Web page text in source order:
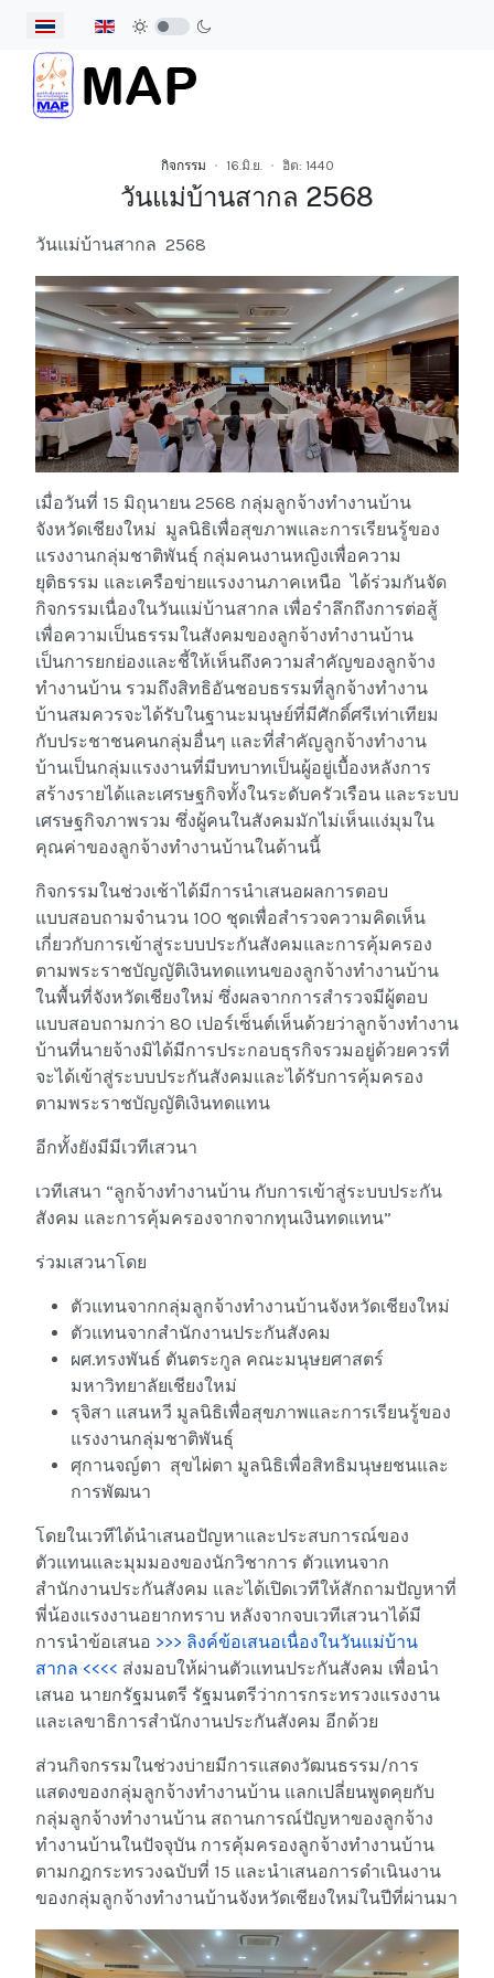
เลือกภาษาของคุณ
กิจกรรม 16.มิ.ย. ฮิต: 1440
วันแม่บ้านสากล 2568
วันแม่บ้านสากล 2568
เมื่อวันที่ 15 มิถุนายน 2568 กลุ่มลูกจ้างทำงานบ้าน
จังหวัดเชียงใหม่ มูลนิธิเพื่อสุขภาพและการเรียนรู้ของ
แรงงานกลุ่มชาติพันธุ์ กลุ่มคนงานหญิงเพื่อความ
ยุติธรรม และเครือข่ายแรงงานภาคเหนือ ได้ร่วมกันจัด
กิจกรรมเนื่องในวันแม่บ้านสากล เพื่อรำลึกถึงการต่อสู้
เพื่อความเป็นธรรมในสังคมของลูกจ้างทำงานบ้าน
เป็นการยกย่องและชี้ให้เห็นถึงความสำคัญของลูกจ้าง
ทำงานบ้าน รวมถึงสิทธิอันชอบธรรมที่ลูกจ้างทำงาน
บ้านสมควรจะได้รับในฐานะมนุษย์ที่มีศักดิ์ศรีเท่าเทียม
กับประชาชนคนกลุ่มอื่นๆ และที่สำคัญลูกจ้างทำงาน
บ้านเป็นกลุ่มแรงงานที่มีบทบาทเป็นผู้อยู่เบื้องหลังการ
สร้างรายได้และเศรษฐกิจทั้งในระดับครัวเรือน และระบบ
เศรษฐกิจภาพรวม ซึ่งผู้คนในสังคมมักไม่เห็นแง่มุมใน
คุณค่าของลูกจ้างทำงานบ้านในด้านนี้
กิจกรรมในช่วงเช้าได้มีการนำเสนอผลการตอบ
แบบสอบถามจำนวน 100 ชุดเพื่อสำรวจความคิดเห็น
เกี่ยวกับการเข้าสู่ระบบประกันสังคมและการคุ้มครอง
ตามพระราชบัญญัติเงินทดแทนของลูกจ้างทำงานบ้าน
ในพื้นที่จังหวัดเชียงใหม่ ซึ่งผลจากการสำรวจมีผู้ตอบ
แบบสอบถามกว่า 80 เปอร์เซ็นต์เห็นด้วยว่าลูกจ้างทำงาน
บ้านที่นายจ้างมิได้มีการประกอบธุรกิจรวมอยู่ด้วยควรที่
จะได้เข้าสู่ระบบประกันสังคมและได้รับการคุ้มครอง
ตามพระราชบัญญัติเงินทดแทน
อีกทั้งยังมีมีเวทีเสวนา
เวทีเสนา “ลูกจ้างทำงานบ้าน กับการเข้าสู่ระบบประกัน
สังคม และการคุ้มครองจากจากทุนเงินทดแทน”
ร่วมเสวนาโดย
ตัวแทนจากกลุ่มลูกจ้างทำงานบ้านจังหวัดเชียงใหม่
ตัวแทนจากสำนักงานประกันสังคม
ผศ.ทรงพันธ์ ตันตระกูล คณะมนุษยศาสตร์
มหาวิทยาลัยเชียงใหม่
รุจิสา แสนหวี มูลนิธิเพื่อสุขภาพและการเรียนรู้ของ
แรงงานกลุ่มชาติพันธุ์
ศุกานจญ์ตา สุขไผ่ตา มูลนิธิเพื่อสิทธิมนุษยชนและ
การพัฒนา
โดยในเวทีได้นำเสนอปัญหาและประสบการณ์ของ
ตัวแทนและมุมมองของนักวิชาการ ตัวแทนจาก
สำนักงานประกันสังคม และได้เปิดเวทีให้สักถามปัญหาที่
พี่น้องแรงงานอยากทราบ หลังจากจบเวทีเสวนาได้มี
การนำข้อเสนอ >>> ลิงค์ข้อเสนอเนื่องในวันแม่บ้าน
สากล <<<< ส่งมอบให้ผ่านตัวแทนประกันสังคม เพื่อนำ
เสนอ นายกรัฐมนตรี รัฐมนตรีว่าการกระทรวงแรงงาน
และเลขาธิการสำนักงานประกันสังคม อีกด้วย
ส่วนกิจกรรมในช่วงบ่ายมีการแสดงวัฒนธรรม/การ
แสดงของกลุ่มลูกจ้างทำงานบ้าน แลกเปลี่ยนพูดคุยกับ
กลุ่มลูกจ้างทำงานบ้าน สถานการณ์ปัญหาของลูกจ้าง
ทำงานบ้านในปัจจุบัน การคุ้มครองลูกจ้างทำงานบ้าน
ตามกฎกระทรวงฉบับที่ 15 และนำเสนอการดำเนินงาน
ของกลุ่มลูกจ้างทำงานบ้านจังหวัดเชียงใหม่ในปีที่ผ่านมา